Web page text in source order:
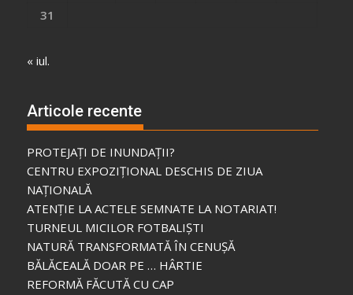
31
« iul.
Articole recente
PROTEJAȚI DE INUNDAȚII?
CENTRU EXPOZIȚIONAL DESCHIS DE ZIUA
NAȚIONALĂ
ATENȚIE LA ACTELE SEMNATE LA NOTARIAT!
TURNEUL MICILOR FOTBALIȘTI
NATURĂ TRANSFORMATĂ ÎN CENUȘĂ
BĂLĂCEALĂ DOAR PE … HÂRTIE
REFORMĂ FĂCUTĂ CU CAP